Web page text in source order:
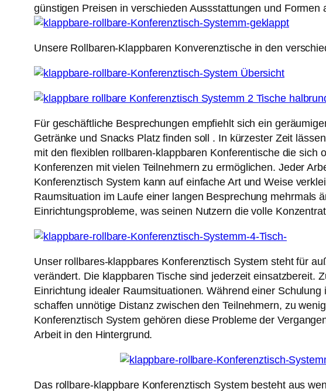
günstigen Preisen in verschieden Aussstattungen und Formen
Unsere Rollbaren-Klappbaren Konverenztische in den
Für geschäftliche Besprechungen empfiehlt sich ein
Getränke und Snacks Platz finden soll . In kürzester Zeit
mit den flexiblen rollbaren-klappbaren Konferentische die
Konferenzen mit vielen Teilnehmern zu ermöglichen. Jeder
Konferenztisch System kann auf einfache Art und Weise
Raumsituation im Laufe einer langen Besprechung mehrmals
Einrichtungsprobleme, was seinen Nutzern die volle
Unser rollbares-klappbares Konferenztisch System steht für
verändert. Die klappbaren Tische sind jederzeit einsatzbereit.
Einrichtung idealer Raumsituationen. Während einer
schaffen unnötige Distanz zwischen den Teilnehmern, zu
Konferenztisch System gehören diese Probleme der
Arbeit in den Hintergrund.
Das rollbare-klappbare Konferenztisch System besteht aus